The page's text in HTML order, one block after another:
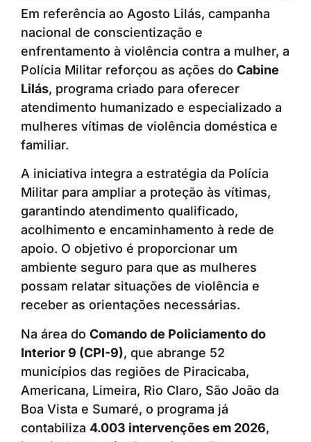
Em referência ao Agosto Lilás, campanha
nacional de conscientização e
enfrentamento à violência contra a mulher, a
Polícia Militar reforçou as ações do Cabine
Lilás, programa criado para oferecer
atendimento humanizado e especializado a
mulheres vítimas de violência doméstica e
familiar.
A iniciativa integra a estratégia da Polícia
Militar para ampliar a proteção às vítimas,
garantindo atendimento qualificado,
acolhimento e encaminhamento à rede de
apoio. O objetivo é proporcionar um
ambiente seguro para que as mulheres
possam relatar situações de violência e
receber as orientações necessárias.
Na área do Comando de Policiamento do
Interior 9 (CPI-9), que abrange 52
municípios das regiões de Piracicaba,
Americana, Limeira, Rio Claro, São João da
Boa Vista e Sumaré, o programa já
contabiliza 4.003 intervenções em 2026,